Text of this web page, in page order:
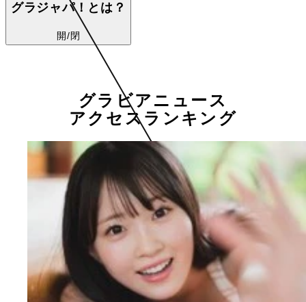
グラジャパ！とは？
開/閉
グラビアニュース
アクセスランキング